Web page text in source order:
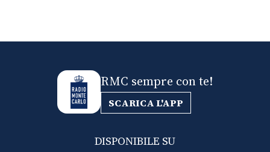
RMC sempre con te!
SCARICA L'APP
DISPONIBILE SU